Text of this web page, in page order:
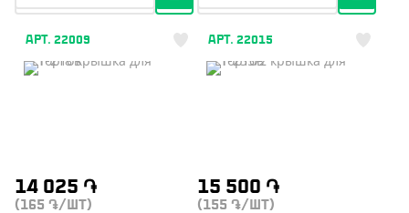
АРТ. 22009
14 025 ֏
(165 ֏/ШТ)
АРТ. 22015
15 500 ֏
(155 ֏/ШТ)